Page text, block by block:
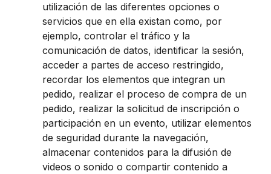
utilización de las diferentes opciones o
servicios que en ella existan como, por
ejemplo, controlar el tráfico y la
comunicación de datos, identificar la sesión,
acceder a partes de acceso restringido,
recordar los elementos que integran un
pedido, realizar el proceso de compra de un
pedido, realizar la solicitud de inscripción o
participación en un evento, utilizar elementos
de seguridad durante la navegación,
almacenar contenidos para la difusión de
videos o sonido o compartir contenido a